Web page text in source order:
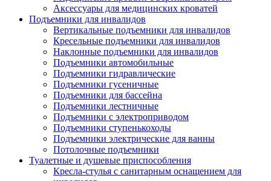
Аксессуары для медицинских кроватей
Подъемники для инвалидов
Вертикальные подъемники для инвалидов
Кресельные подъемники для инвалидов
Наклонные подъемники для инвалидов
Подъемники автомобильные
Подъемники гидравлические
Подъемники гусеничные
Подъемники для бассейна
Подъемники лестничные
Подъемники с электроприводом
Подъемники ступенькоходы
Подъемники электрические для ванны
Потолочные подъемники
Туалетные и душевые приспособления
Кресла-стулья с санитарным оснащением для